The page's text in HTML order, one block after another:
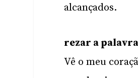
alcançados.
rezar a palavra
Vê o meu